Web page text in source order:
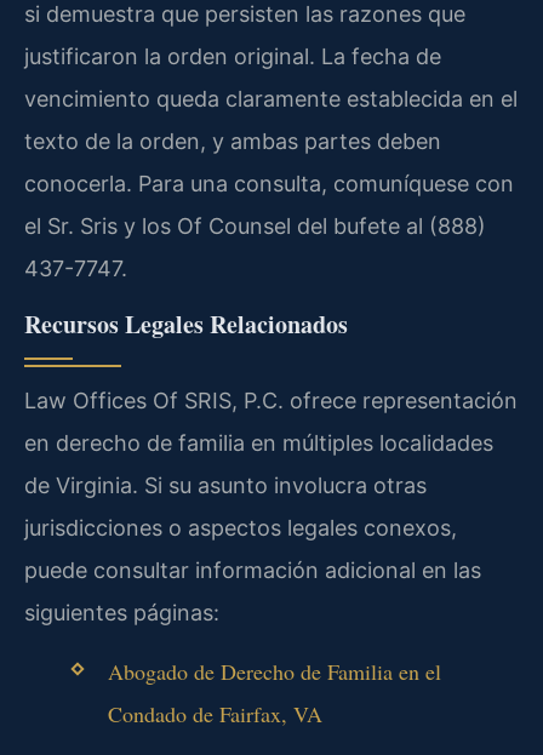
si demuestra que persisten las razones que
justificaron la orden original. La fecha de
vencimiento queda claramente establecida en el
texto de la orden, y ambas partes deben
conocerla. Para una consulta, comuníquese con
el Sr. Sris y los Of Counsel del bufete al (888)
437-7747.
Recursos Legales Relacionados
Law Offices Of SRIS, P.C. ofrece representación
en derecho de familia en múltiples localidades
de Virginia. Si su asunto involucra otras
jurisdicciones o aspectos legales conexos,
puede consultar información adicional en las
siguientes páginas:
Abogado de Derecho de Familia en el
Condado de Fairfax, VA